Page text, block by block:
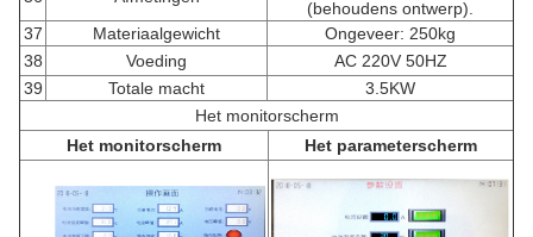
(behoudens ontwerp).
37
Materiaalgewicht
Ongeveer: 250kg
38
Voeding
AC 220V 50HZ
39
Totale macht
3.5KW
Het monitorscherm
Het monitorscherm
Het parameterscherm